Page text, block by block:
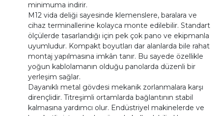
minimuma indirir.
M12 vida deliği sayesinde klemenslere, baralara ve
cihaz terminallerine kolayca monte edilebilir. Standart
ölçülerde tasarlandığı için pek çok pano ve ekipmanla
uyumludur. Kompakt boyutları dar alanlarda bile rahat
montaj yapılmasına imkân tanır. Bu sayede özellikle
yoğun kablolamanın olduğu panolarda düzenli bir
yerleşim sağlar.
Dayanıklı metal gövdesi mekanik zorlanmalara karşı
dirençlidir. Titreşimli ortamlarda bağlantının stabil
kalmasına yardımcı olur. Endüstriyel makinelerde ve